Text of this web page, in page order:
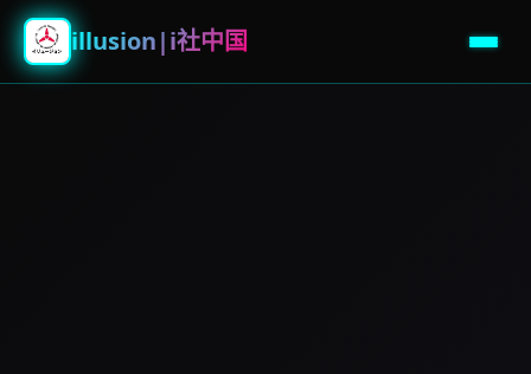
illusion|i社中国